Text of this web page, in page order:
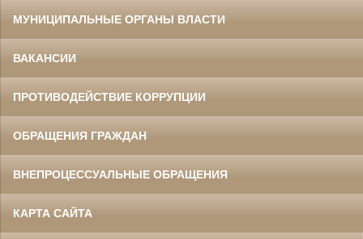
МУНИЦИПАЛЬНЫЕ ОРГАНЫ ВЛАСТИ
ВАКАНСИИ
ПРОТИВОДЕЙСТВИЕ КОРРУПЦИИ
ОБРАЩЕНИЯ ГРАЖДАН
ВНЕПРОЦЕССУАЛЬНЫЕ ОБРАЩЕНИЯ
КАРТА САЙТА